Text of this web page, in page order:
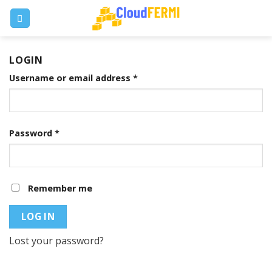
Skip
LOGIN
Username or email address *
Password *
Remember me
LOG IN
Lost your password?